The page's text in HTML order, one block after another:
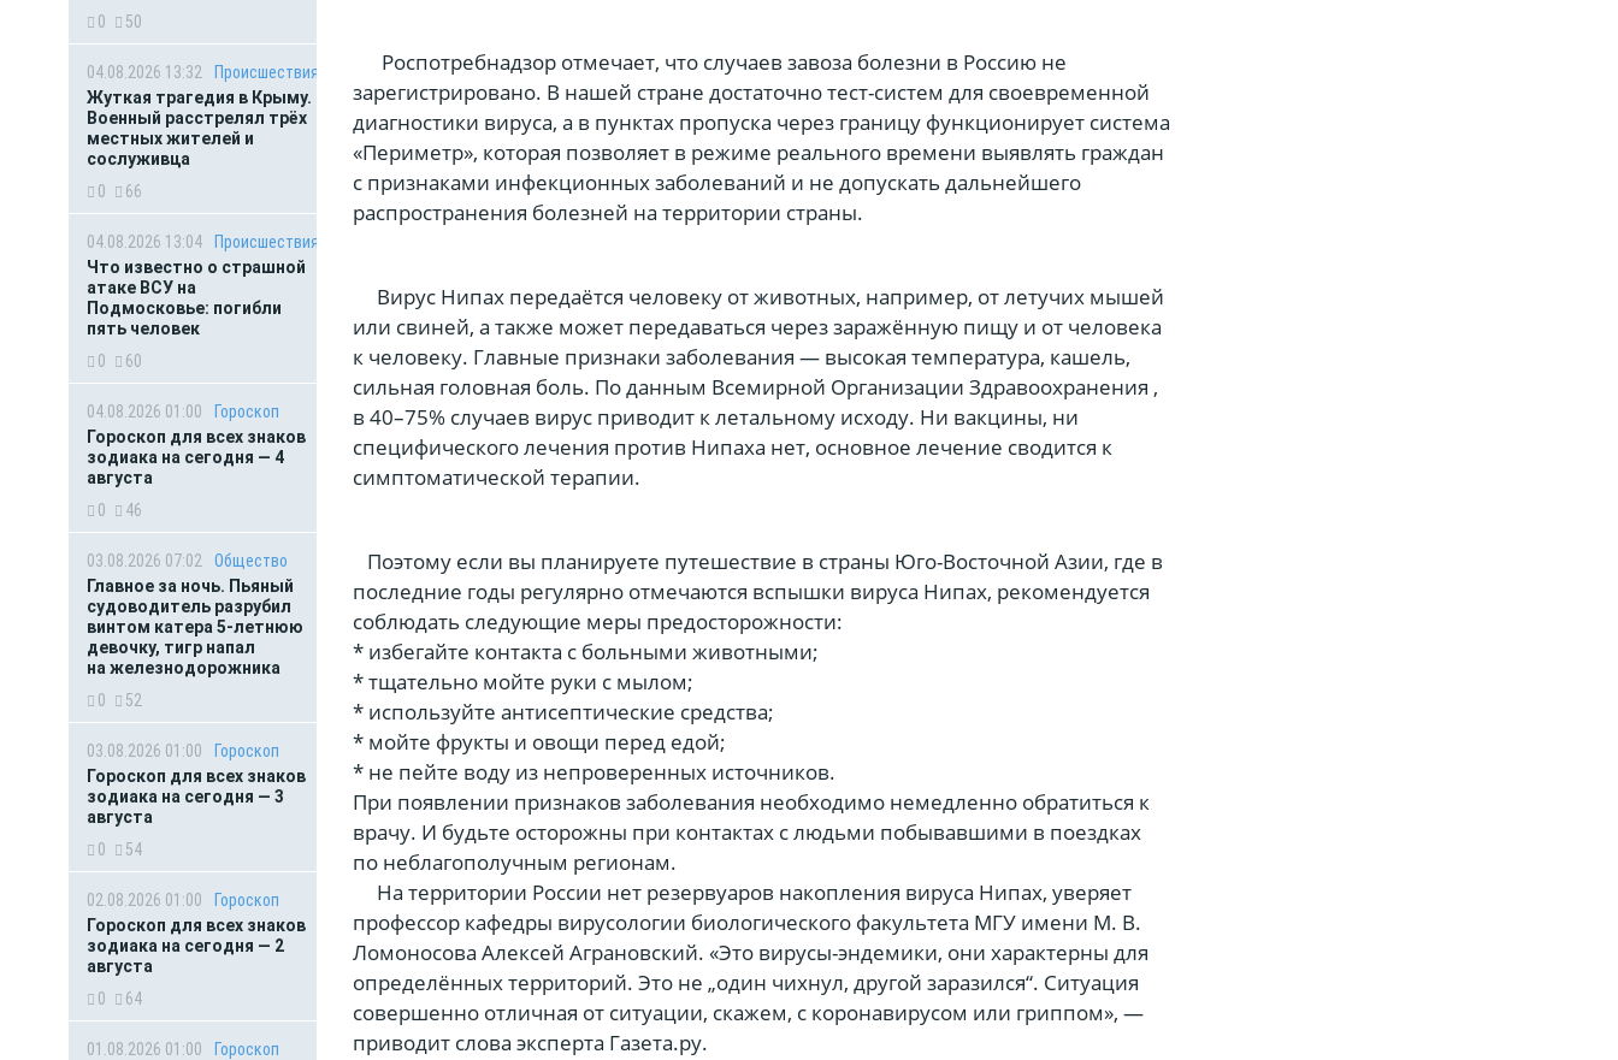
0
50
04.08.2026 13:32
Происшествия
Жуткая трагедия в Крыму.
Военный расстрелял трёх
местных жителей и
сослуживца
0
66
04.08.2026 13:04
Происшествия
Что известно о страшной
атаке ВСУ на
Подмосковье: погибли
пять человек
0
60
04.08.2026 01:00
Гороскоп
Гороскоп для всех знаков
зодиака на сегодня — 4
августа
0
46
03.08.2026 07:02
Общество
Главное за ночь. Пьяный
судоводитель разрубил
винтом катера 5-летнюю
девочку, тигр напал
на железнодорожника
0
52
03.08.2026 01:00
Гороскоп
Гороскоп для всех знаков
зодиака на сегодня — 3
августа
0
54
02.08.2026 01:00
Гороскоп
Гороскоп для всех знаков
зодиака на сегодня — 2
августа
0
64
01.08.2026 01:00
Гороскоп
Роспотребнадзор отмечает, что случаев завоза болезни в Россию не
зарегистрировано. В нашей стране достаточно тест-систем для своевременной
диагностики вируса, а в пунктах пропуска через границу функционирует система
«Периметр», которая позволяет в режиме реального времени выявлять граждан
с признаками инфекционных заболеваний и не допускать дальнейшего
распространения болезней на территории страны.
Вирус Нипах передаётся человеку от животных, например, от летучих мышей
или свиней, а также может передаваться через заражённую пищу и от человека
к человеку. Главные признаки заболевания — высокая температура, кашель,
сильная головная боль. По данным Всемирной Организации Здравоохранения ,
в 40–75% случаев вирус приводит к летальному исходу. Ни вакцины, ни
специфического лечения против Нипаха нет, основное лечение сводится к
симптоматической терапии.
Поэтому если вы планируете путешествие в страны Юго-Восточной Азии, где в
последние годы регулярно отмечаются вспышки вируса Нипах, рекомендуется
соблюдать следующие меры предосторожности:
* избегайте контакта с больными животными;
* тщательно мойте руки с мылом;
* используйте антисептические средства;
* мойте фрукты и овощи перед едой;
* не пейте воду из непроверенных источников.
При появлении признаков заболевания необходимо немедленно обратиться к
врачу. И будьте осторожны при контактах с людьми побывавшими в поездках
по неблагополучным регионам.
На территории России нет резервуаров накопления вируса Нипах, уверяет
профессор кафедры вирусологии биологического факультета МГУ имени М. В.
Ломоносова Алексей Аграновский. «Это вирусы-эндемики, они характерны для
определённых территорий. Это не „один чихнул, другой заразился“. Ситуация
совершенно отличная от ситуации, скажем, с коронавирусом или гриппом», —
приводит слова эксперта Газета.ру.